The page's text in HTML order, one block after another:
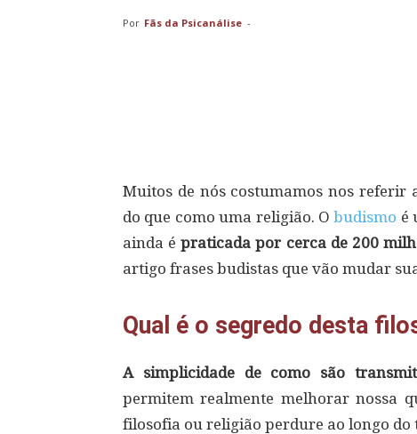
Por Fãs da Psicanálise -
Muitos de nós costumamos nos referir
do que como uma religião. Obudismo é
ainda épraticada por cerca de 200
artigo frases budistas que vão mudar
Qual é o segredo desta
A simplicidade de como são
permitem realmente melhorar nossa
filosofia ou religião perdure ao longo do